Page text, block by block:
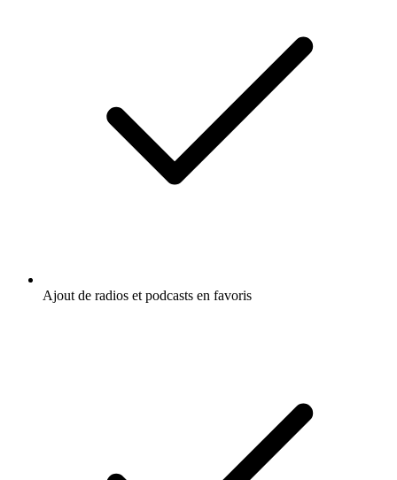
Ajout de radios et podcasts en favoris